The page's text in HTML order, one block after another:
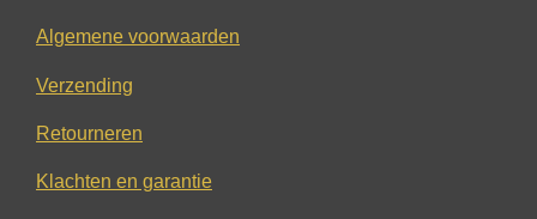
Algemene voorwaarden
Verzending
Retourneren
Klachten en garantie